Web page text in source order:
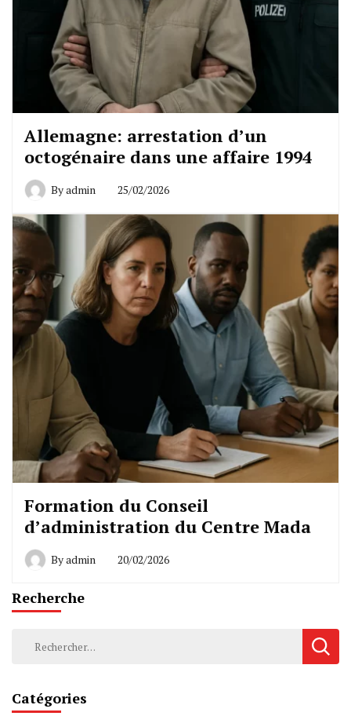
Allemagne: arrestation d’un
octogénaire dans une affaire 1994
Byadmin 25/02/2026
Formation du Conseil
d’administration du Centre Mada
Byadmin 20/02/2026
Recherche
Rechercher :
Catégories